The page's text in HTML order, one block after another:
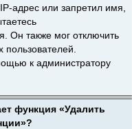
адрес или запретил имя,
Он также мог отключить
к администратору
функция «Удалить